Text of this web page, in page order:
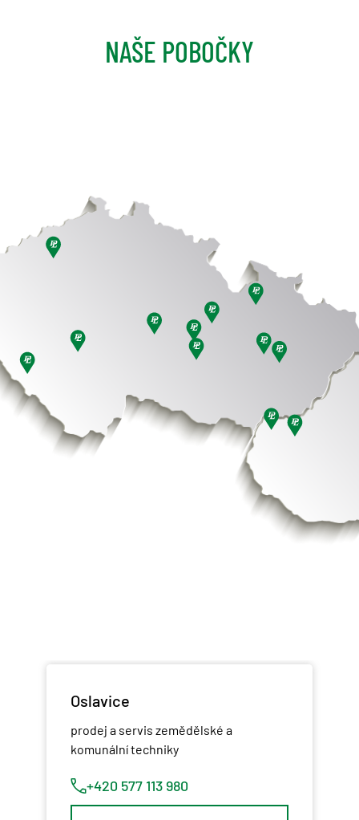
NAŠE POBOČKY
Oslavice
prodej a servis zemědělské a
komunální techniky
+420 577 113 980